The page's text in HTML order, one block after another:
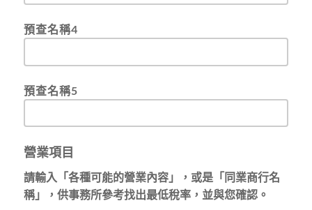
預查名稱4
預查名稱5
營業項目
請輸入「各種可能的營業內容」，或是「同業商行名
稱」，供事務所參考找出最低稅率，並與您確認。